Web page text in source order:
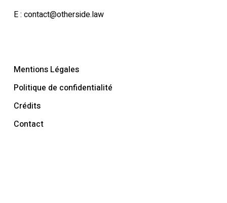
E : contact@otherside.law
Mentions Légales
Politique de confidentialité
Crédits
Contact